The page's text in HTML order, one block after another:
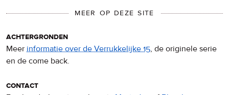
MEER OP DEZE SITE
achtergronden
Meer informatie over de Verrukkelijke 15, de originele serie
en de come back.
contact